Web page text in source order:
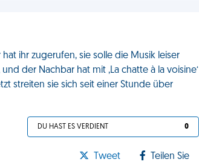
ihr zugerufen, sie solle die Musik leiser
der Nachbar hat mit ‚La chatte à la voisine‘
streiten sie sich seit einer Stunde über
DU HAST ES VERDIENT 0
Tweet Teilen Sie